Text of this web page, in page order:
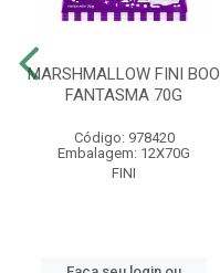
MARSHMALLOW FINI BOO
FANTASMA 70G
Código: 978420
Embalagem: 12X70G
FINI